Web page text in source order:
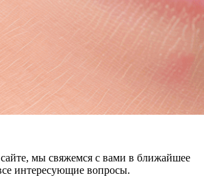
мы свяжемся с вами в ближайшее
интересующие вопросы.